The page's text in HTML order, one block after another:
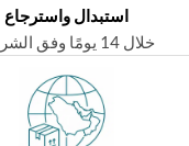
استبدال واسترجاع